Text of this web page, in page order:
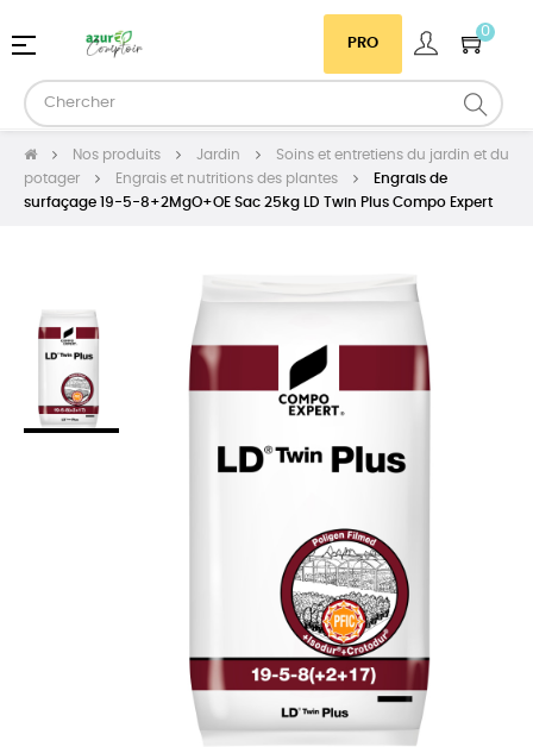
PRO
0
Basculer
navigation
☰
Nos produits Jardin
Soins et entretiens du jardin et du
potager
Engrais et nutritions des plantes
Engrais de
surfaçage 19-5-8+2MgO+OE Sac 25kg LD Twin Plus Compo Expert